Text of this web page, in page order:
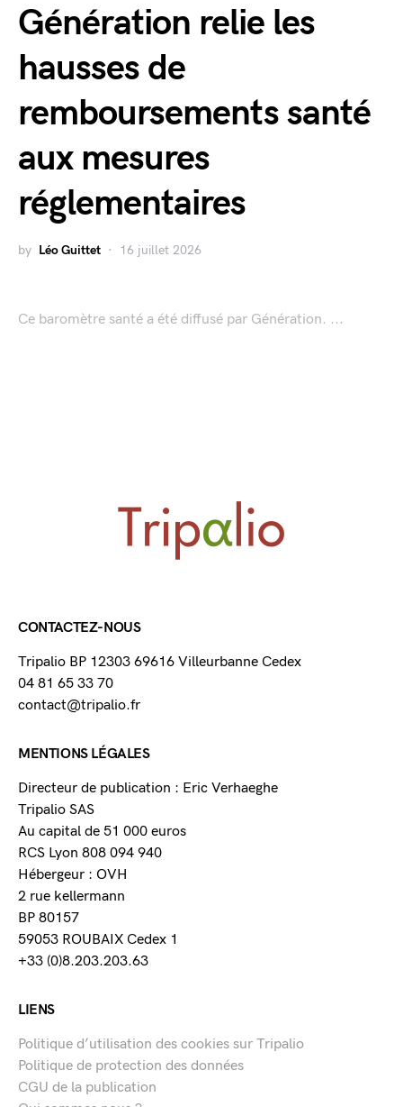
Génération relie les
hausses de
remboursements santé
aux mesures
réglementaires
by Léo Guittet 16 juillet 2026
Ce baromètre santé a été diffusé par Génération. ...
CONTACTEZ-NOUS
Tripalio BP 12303 69616 Villeurbanne Cedex
04 81 65 33 70
contact@tripalio.fr
MENTIONS LÉGALES
Directeur de publication : Eric Verhaeghe
Tripalio SAS
Au capital de 51 000 euros
RCS Lyon 808 094 940
Hébergeur : OVH
2 rue kellermann
BP 80157
59053 ROUBAIX Cedex 1
+33 (0)8.203.203.63
LIENS
Politique d’utilisation des cookies sur Tripalio
Politique de protection des données
CGU de la publication